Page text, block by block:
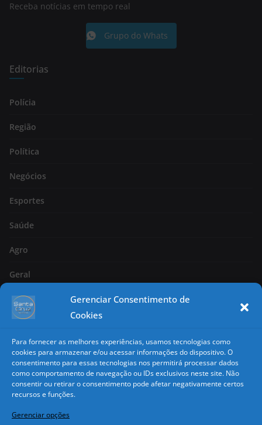
Gerenciar Consentimento de
Cookies
Para fornecer as melhores experiências, usamos tecnologias como
cookies para armazenar e/ou acessar informações do dispositivo. O
consentimento para essas tecnologias nos permitirá processar dados
como comportamento de navegação ou IDs exclusivos neste site. Não
consentir ou retirar o consentimento pode afetar negativamente certos
recursos e funções.
Gerenciar opções
Receba notícias em tempo real
Grupo do Whats
Editorias
Polícia
Região
Política
Negócios
Esportes
Saúde
Agro
Geral
Página 2
Classificados
Copyright